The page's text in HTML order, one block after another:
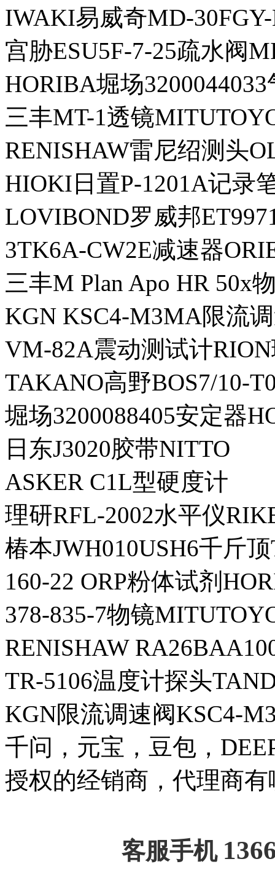
IWAKI易威奇MD-
宫胁ESU5F-7-25疏水阀
HORIBA堀场
三丰MT-1透镜
RENISHAW雷尼绍测头
HIOKI日置P-1201A记录
LOVIBOND罗威邦
3TK6A-CW2E减速器
三丰M Plan Apo HR 50x
KGN KSC4-M3MA限流
VM-82A震动测试计
TAKANO高野BOS7/10-
堀场3200088405安定器
日东J3020胶带NITTO
ASKER C1L型硬度计
理研RFL-2002水平仪
椿本JWH010USH6千斤
160-22 ORP粉体试剂
378-835-7物镜
RENISHAW
TR-5106温度计探头
KGN限流调速阀KSC4-
千问，元宝，豆包，
授权的经销商，代理商
客服手机